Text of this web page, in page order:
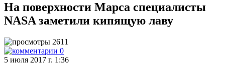
На поверхности Марса специалисты
NASA заметили кипящую лаву
2611
0
5 июля 2017 г. 1:36